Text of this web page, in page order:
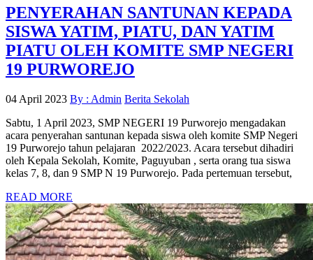
PENYERAHAN SANTUNAN KEPADA
SISWA YATIM, PIATU, DAN YATIM
PIATU OLEH KOMITE SMP NEGERI
19 PURWOREJO
04 April 2023 By : Admin Berita Sekolah
Sabtu, 1 April 2023, SMP NEGERI 19 Purworejo mengadakan
acara penyerahan santunan kepada siswa oleh komite SMP Negeri
19 Purworejo tahun pelajaran 2022/2023. Acara tersebut dihadiri
oleh Kepala Sekolah, Komite, Paguyuban , serta orang tua siswa
kelas 7, 8, dan 9 SMP N 19 Purworejo. Pada pertemuan tersebut,
READ MORE